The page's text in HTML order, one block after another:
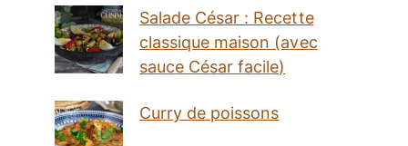
Salade César : Recette
classique maison (avec
sauce César facile)
Curry de poissons